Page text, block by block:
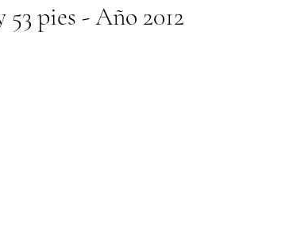
pies - Año 2012